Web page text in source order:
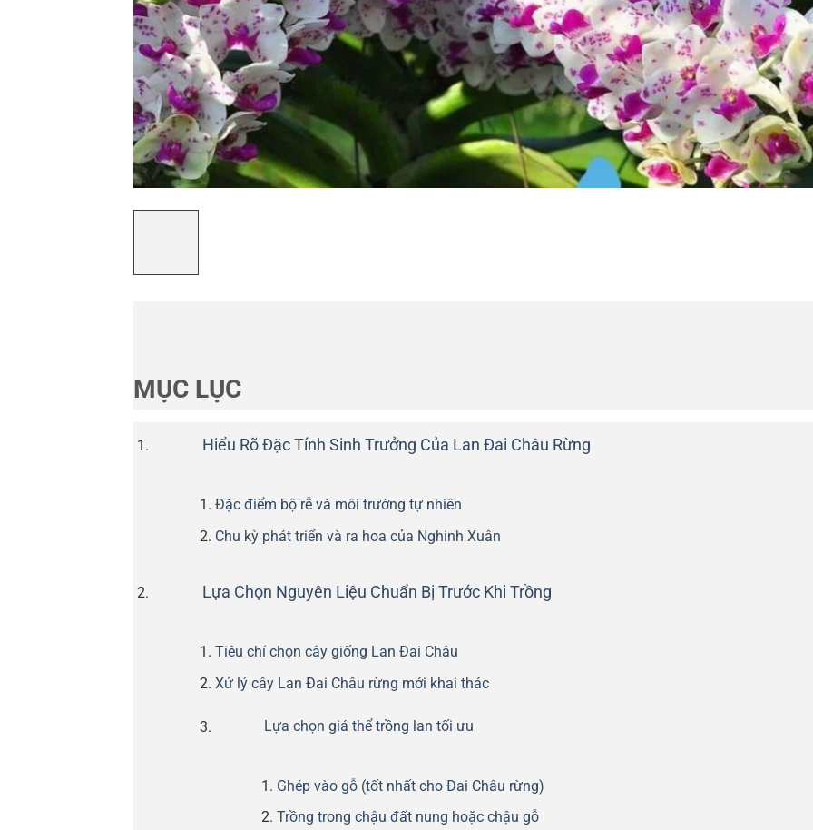
MỤC LỤC
Hiểu Rõ Đặc Tính Sinh Trưởng Của Lan Đai Châu Rừng
Đặc điểm bộ rễ và môi trường tự nhiên
Chu kỳ phát triển và ra hoa của Nghinh Xuân
Lựa Chọn Nguyên Liệu Chuẩn Bị Trước Khi Trồng
Tiêu chí chọn cây giống Lan Đai Châu
Xử lý cây Lan Đai Châu rừng mới khai thác
Lựa chọn giá thể trồng lan tối ưu
Ghép vào gỗ (tốt nhất cho Đai Châu rừng)
Trồng trong chậu đất nung hoặc chậu gỗ